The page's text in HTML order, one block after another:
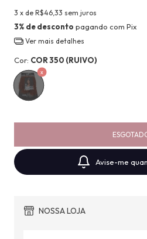
3 x de R$46,33 sem juros
3% de desconto pagando com Pix
Ver mais detalhes
Cor: COR 350 (RUIVO)
Avise-me
NOSSA LOJA